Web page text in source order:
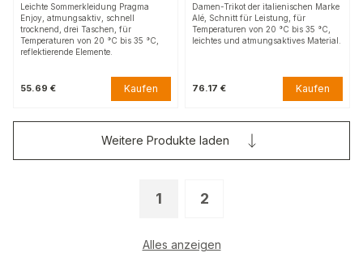
Leichte Sommerkleidung Pragma
Enjoy, atmungsaktiv, schnell
trocknend, drei Taschen, für
Temperaturen von 20 °C bis 35 °C,
reflektierende Elemente.
55.69 € Kaufen
Damen-Trikot der italienischen Marke
Alé, Schnitt für Leistung, für
Temperaturen von 20 °C bis 35 °C,
leichtes und atmungsaktives Material.
76.17 € Kaufen
1 2
Alles anzeigen
Weitere Produkte laden